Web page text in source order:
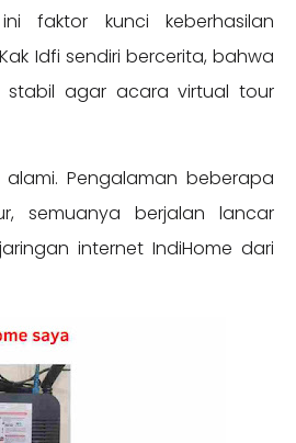
faktor kunci keberhasilan
Idfi sendiri bercerita, bahwa
stabil agar acara virtual tour
Pengalaman beberapa
semuanya berjalan lancar
internet IndiHome dari